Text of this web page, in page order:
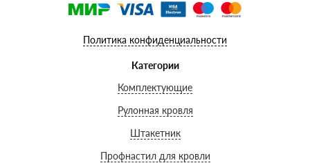
Политика конфиденциальности
Категории
Комплектующие
Рулонная кровля
Штакетник
Профнастил для кровли